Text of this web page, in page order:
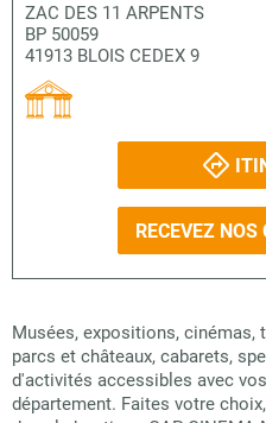
ZAC DES 11 ARPENTS
BP 50059
41913 BLOIS CEDEX 9
RECEVEZ NOS
Musées, expositions, cinémas,
parcs et châteaux, cabarets,
d'activités accessibles avec
département. Faites votre